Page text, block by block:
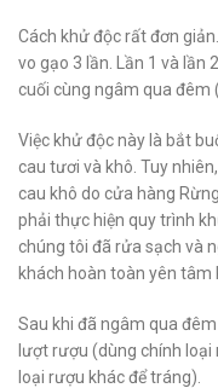
Cách khử độc rất đơn
vo gạo 3 lần. Lần 1 và lần
cuối cùng ngâm qua đêm
Việc khử độc này là bắt
cau tươi và khô. Tuy
cau khô do cửa hàng
phải thực hiện quy trình
chúng tôi đã rửa sạch và
khách hoàn toàn yên tâm
Sau khi đã ngâm qua
lượt rượu (dùng chính
loại rượu khác để tráng).